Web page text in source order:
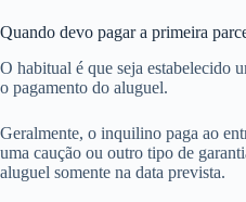
Quando devo pagar a primeira
O habitual é que seja estabelecido
o pagamento do aluguel.
Geralmente, o inquilino paga ao
uma caução ou outro tipo de
aluguel somente na data prevista.